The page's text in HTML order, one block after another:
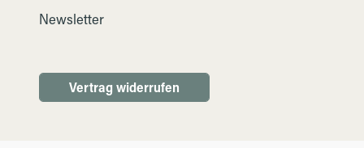
Newsletter
Vertrag widerrufen